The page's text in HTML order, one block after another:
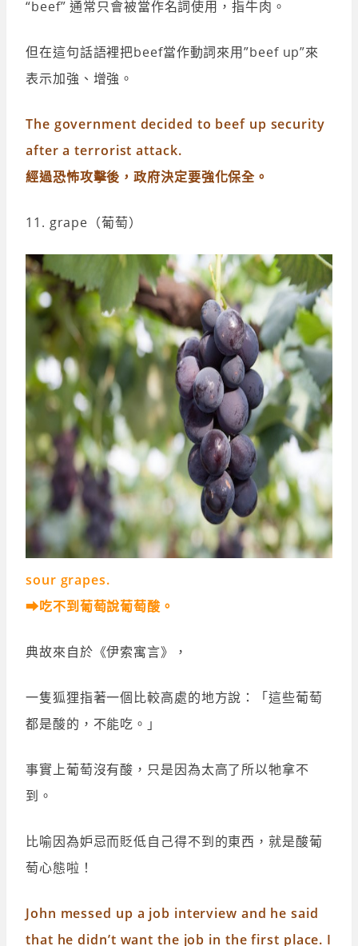
“beef” 通常只會被當作名詞使用，指牛肉。
但在這句話語裡把beef當作動詞來用”beef up”來
表示加強、增強。
The government decided to beef up security
after a terrorist attack.
經過恐怖攻擊後，政府決定要強化保全。
11. grape（葡萄）
sour grapes.
➡吃不到葡萄說葡萄酸。
典故來自於《伊索寓言》，
一隻狐狸指著一個比較高處的地方說：「這些葡萄
都是酸的，不能吃。」
事實上葡萄沒有酸，只是因為太高了所以牠拿不
到。
比喻因為妒忌而貶低自己得不到的東西，就是酸葡
萄心態啦！
John messed up a job interview and he said
that he didn’t want the job in the first place. I